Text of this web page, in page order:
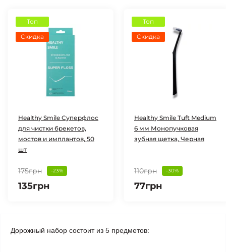
Топ
Скидка
Healthy Smile Cуперфлос
для чистки брекетов,
мостов и имплантов, 50
шт
175грн -23%
135грн
Топ
Скидка
Healthy Smile Tuft Medium
6 мм Монопучковая
зубная щетка, Черная
110грн -30%
77грн
Дорожный набор состоит из 5 предметов: